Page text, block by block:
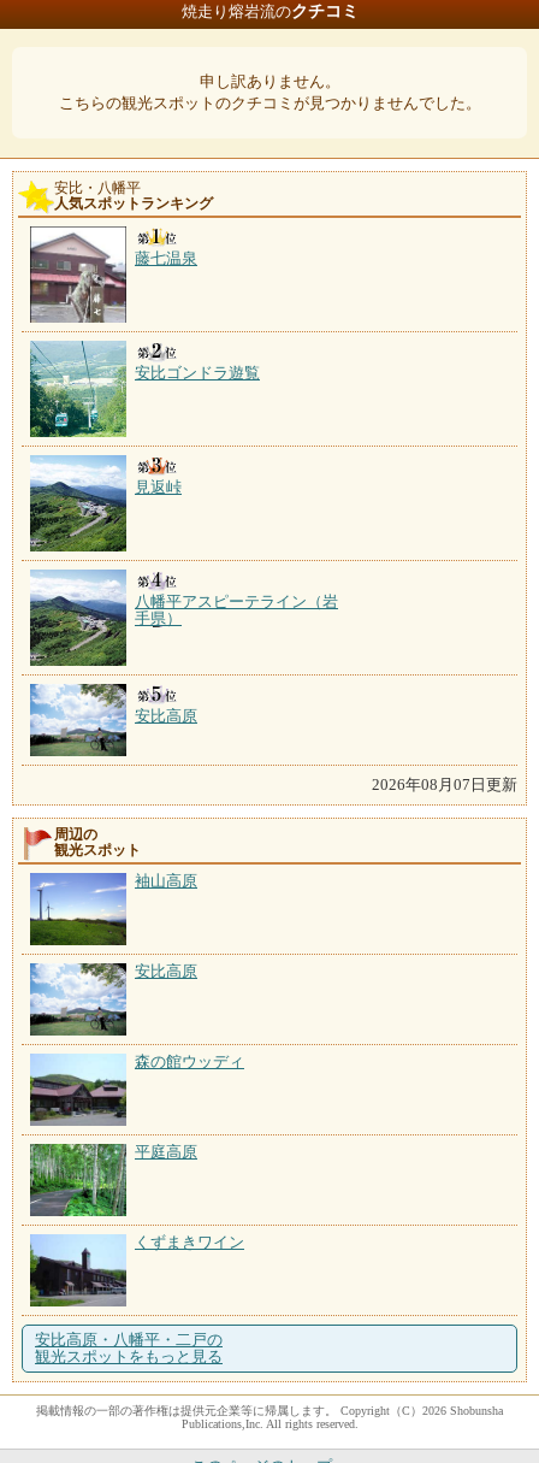
焼走り熔岩流のクチコミ
申し訳ありません。
こちらの観光スポットのクチコミが見つかりませんでした。
安比・八幡平
人気スポットランキング
藤七温泉
安比ゴンドラ遊覧
見返峠
八幡平アスピーテライン（岩
手県）
安比高原
2026年08月07日更新
周辺の
観光スポット
袖山高原
安比高原
森の館ウッディ
平庭高原
くずまきワイン
安比高原・八幡平・二戸の
観光スポットをもっと見る
掲載情報の一部の著作権は提供元企業等に帰属します。 Copyright（C）2026 Shobunsha
Publications,Inc. All rights reserved.